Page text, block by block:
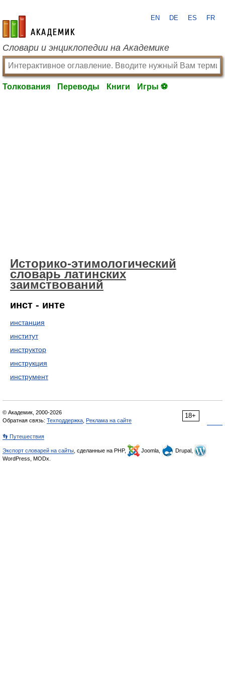
academic.ru
EN DE ES FR
Словари и энциклопедии на Академике
Толкования Переводы Книги Игры ⚽
Историко-этимологический
словарь латинских
заимствований
инст - инте
инстанция
институт
инструктор
инструкция
инструмент
18+
© Академик, 2000-2026
Обратная связь: Техподдержка Реклама на сайте
👣 Путешествия
Экспорт словарей на сайты , сделанные на PHP, Joomla,
Drupal,
WordPress, MODx.